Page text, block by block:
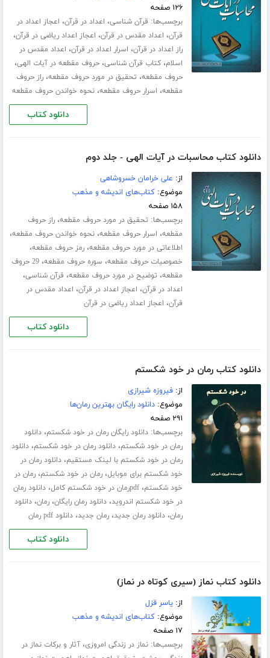
۱۲۶ صفحه
برچسب‌ها: قرآن شناسی، اعداد در قرآن، اعجاز اعداد در
قرآن، اعداد مقدس در قرآن، اعجاز اعداد ریاضی در قرآن،
راز اعداد در قرآن، اسرار اعداد در قرآن، اعداد مقدس در
اسلام،کتاب قرآن شناسی،حروف مقطعه در آیات الهی،
حروف مقطعه، تحقیق در مورد حروف مقطعه،راز حروف
مقطعه، اسرار حروف مقطعه،نحوه خواندن حروف مقطعه
دانلود کتاب
دانلود کتاب محاسبات در آیات الهی - جلد دوم
از: علی خرامان خسروشاهی
موضوع:کتاب‌های اندیشه و مذهب
۱۵۸ صفحه
برچسب‌ها: تحقیق در مورد حروف مقطعه،راز حروف
مقطعه، اسرار حروف مقطعه،نحوه خواندن حروف مقطعه،
اطلاعاتی در مورد حروف مقطعه،رمز حروف مقطعه،
خصوصیات حروف مقطعه، سوره حروف مقطعه،
29 حروف
مقطعه، توضیح در مورد حروف مقطعه، قرآن شناسی،
اعداد در قرآن، اعجاز اعداد در قرآن، اعداد مقدس در
قرآن، اعجاز اعداد ریاضی در قرآن
دانلود کتاب
دانلود کتاب رمان در خود شکستم
از:فیروزه شیرازی
موضوع:دانلود رایگان بهترین رمان‌ها
۲۹۱ صفحه
برچسب‌ها:دانلود رایگان رمان در خود شکستم،دانلود
رمان در خود شکستم،دانلود رمان در خود شکستم،دانلود
رمان در خود شکستم با لینک مستقیم،دانلود رمان در
خود شکستم برای موبایل،رمان در خود شکستم،رمان در
خود شکستم،pdfرمان در خود شکستم کامل ،دانلود رمان
در خود شکستم اندروید،دانلود رمان رایگان،رمان،دانلود
رمان،دانلود رمان جدید،رمان جدید،دانلود pdf رمان
دانلود کتاب
دانلود کتاب نماز (سیری کوتاه در نماز)
از:یاسر قزل
موضوع:کتاب‌های اندیشه و مذهب
۱۷ صفحه
برچسب‌ها:نماز در زندگی امروزی،آثار و برکات نماز در